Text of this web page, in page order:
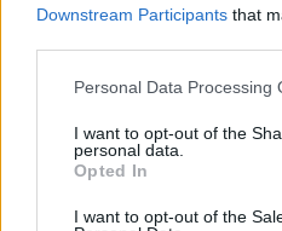
Downstream Participants that
Please note that this website/
not limited to your visit or
grant or deny consent to
use your data for below
consent section.
Personal Data Processing
I want to opt-out of the
personal data.
Opted In
I want to opt-out of the
Παναγία Σουμελά: Ο
Βαρνάβας θα προεξάρχει